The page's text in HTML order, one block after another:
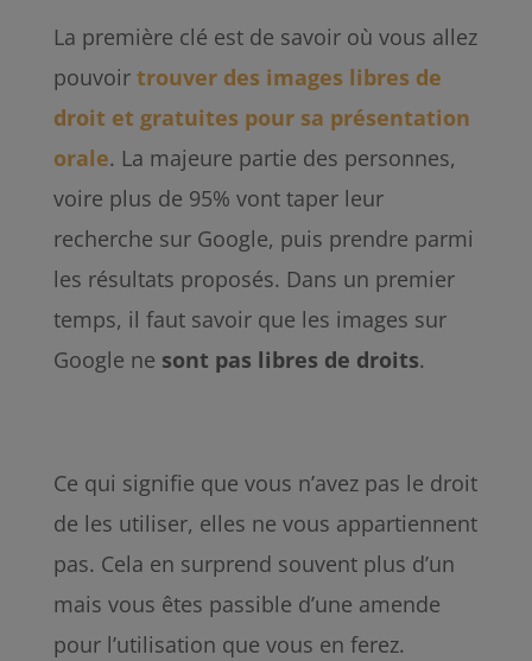
La première clé est de savoir où vous allez
pouvoir trouver des images libres de
droit et gratuites pour sa présentation
orale. La majeure partie des personnes,
voire plus de 95% vont taper leur
recherche sur Google, puis prendre parmi
les résultats proposés. Dans un premier
temps, il faut savoir que les images sur
Google ne sont pas libres de droits.
Ce qui signifie que vous n’avez pas le droit
de les utiliser, elles ne vous appartiennent
pas. Cela en surprend souvent plus d’un
mais vous êtes passible d’une amende
pour l’utilisation que vous en ferez.